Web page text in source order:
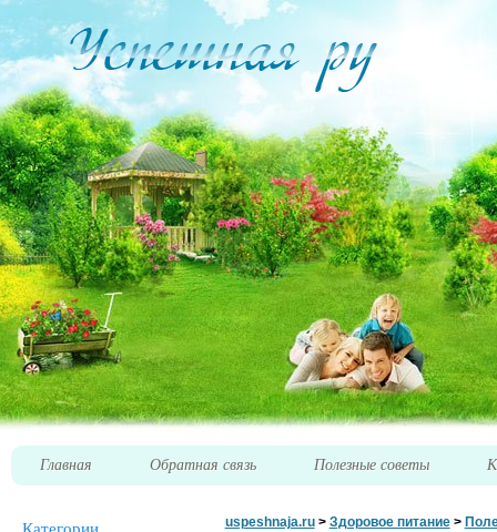
Главная Обратная связь Полезные советы
Категории uspeshnaja.ru> Здоровое питание>